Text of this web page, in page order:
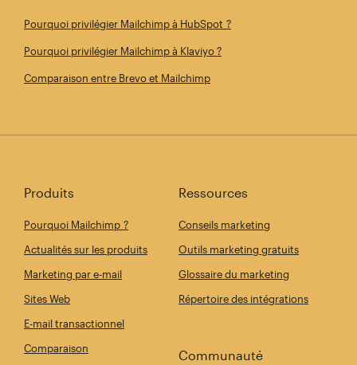
Pourquoi privilégier Mailchimp à HubSpot ?
Pourquoi privilégier Mailchimp à Klaviyo ?
Comparaison entre Brevo et Mailchimp
Produits
Pourquoi Mailchimp ?
Actualités sur les produits
Marketing par e-mail
Sites Web
E-mail transactionnel
Comparaison
Ressources
Conseils marketing
Outils marketing gratuits
Glossaire du marketing
Répertoire des intégrations
Communauté